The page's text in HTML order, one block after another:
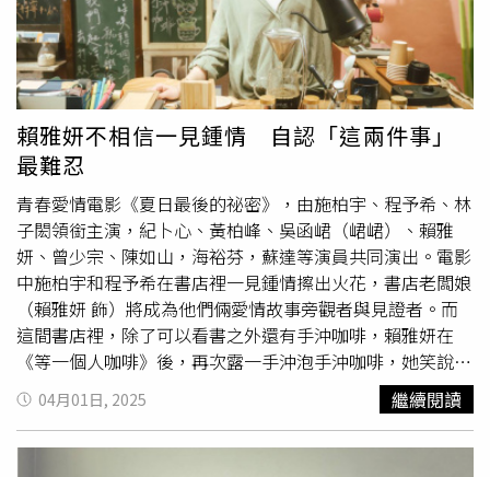
神疾患如憂鬱症及焦慮症；身體疾病所引起的各種疼痛問
題；生活習慣如睡前使用3C產品或攝取咖啡因；環境因素
如噪音及光線干擾；以及其他因素如不寧腿症候群、睡眠呼
吸中止症等。洪萁延醫師指出，評估睡眠品質主要從兩方面
著手，一為睡眠時間，包含睡眠時長、入睡時間、是否難以
入睡（超過30分鐘）或早醒。成年人充足睡眠約為6至8小
時，但因人而異。理想的睡眠應順應自然規律，盡量在晚上
11點前入睡。另一方面則為睡眠品質：是否頻繁作夢、是否
中斷睡眠、醒來後再入睡的難易度，以及是否有夜尿問題
（一晚至少兩次因尿意 而醒）。按摩神門穴、內關穴 改善
睡眠有幫助治療失眠首先需找出病因，並相應調整生活習
慣。若為身體疾病或藥物引起，應先治療相關疾病；若為壓
力或心理因素，可學習放鬆技巧或適量運動；若為生活習慣
影響，則應減少睡前飲水、避免咖啡因及減少情緒波動；若
為環境因素，則可嘗試改善睡眠環境，如使用耳塞、眼罩
等。此外，洪萁延醫師分享，臨床上常用於治療失眠的穴位
中，神門穴位於腕部內側小指側腕掌橫紋上，尺側屈腕肌腱
賴雅妍不相信一見鍾情 自認「這兩件事」
最難忍
青春愛情電影《夏日最後的祕密》，由施柏宇、程予希、林
子閎領銜主演，紀卜心、黃柏峰、吳函峮（峮峮）、賴雅
妍、曾少宗、陳如山，海裕芬，蘇達等演員共同演出。電影
中施柏宇和程予希在書店裡一見鍾情擦出火花，書店老闆娘
（賴雅妍 飾）將成為他們倆愛情故事旁觀者與見證者。而
這間書店裡，除了可以看書之外還有手沖咖啡，賴雅妍在
《等一個人咖啡》後，再次露一手沖泡手沖咖啡，她笑說：
「手感依舊，沖出來還是一樣美味。」施柏宇（右）、程予
希（左）在書店一見鍾情。（圖／阿榮影業提供）在電影
中，施柏宇和程予希在書店裡一見鍾情，問及賴雅妍現實生
04月01日, 2025 繼續閱讀